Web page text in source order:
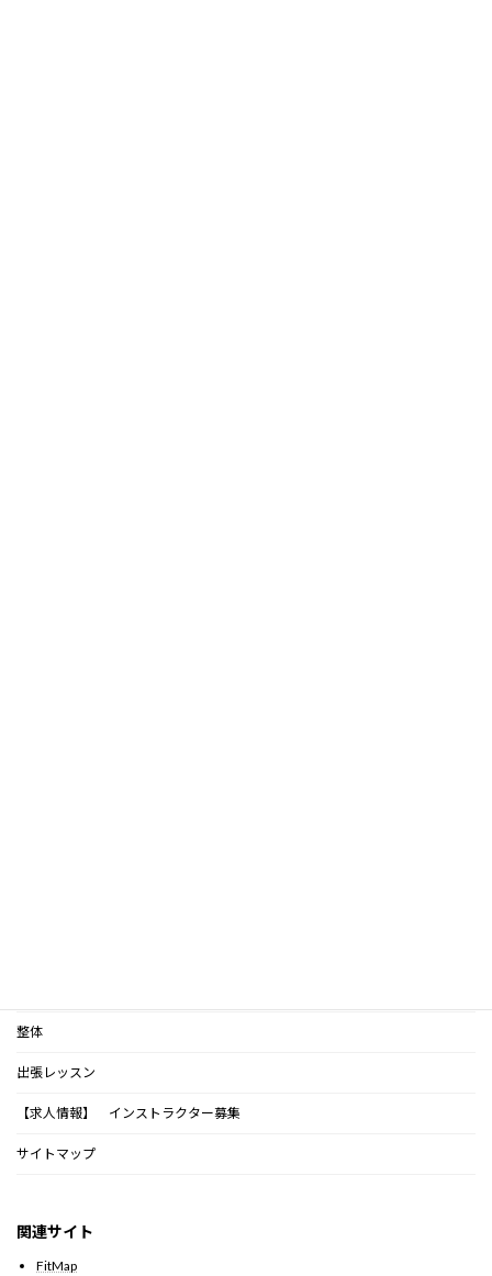
整体
出張レッスン
【求人情報】 インストラクター募集
サイトマップ
関連サイト
FitMap